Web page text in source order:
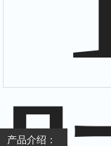
产品介绍：